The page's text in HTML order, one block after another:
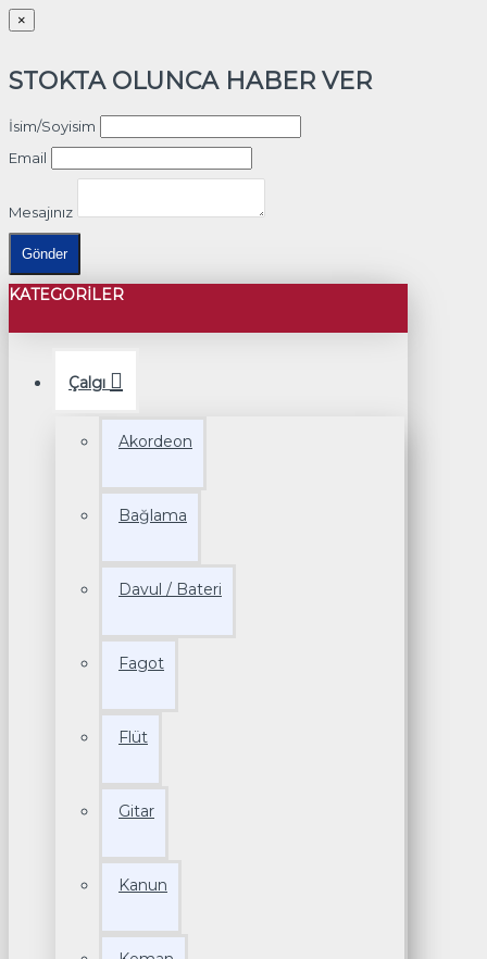
×
STOKTA OLUNCA HABER VER
İsim/Soyisim
Email
Mesajınız
Gönder
KATEGORILER
Çalgı
Akordeon
Bağlama
Davul / Bateri
Fagot
Flüt
Gitar
Kanun